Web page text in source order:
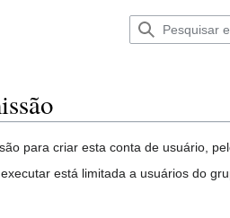
para criar esta conta de usuário,
está limitada a usuários do